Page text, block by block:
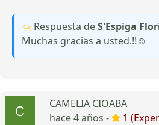
Respuesta deS'Espiga
Muchas gracias a usted.!!☺️
CAMELIA CIOABA
hace 4 años -
1